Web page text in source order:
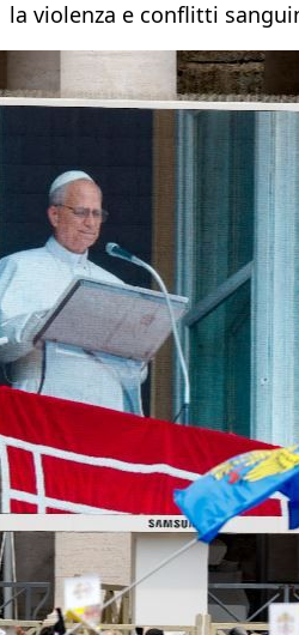
la violenza e conflitti